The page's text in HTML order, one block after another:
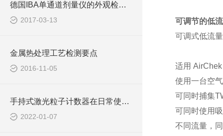
德国IBA单通道剂量仪的外观检查标准
2017-03-13
金属热处理工艺检测要点
2016-11-05
手持式激光粒子计数器在日常使用中具有诸多特点
2022-01-07
可调节的低
可调式低流
适用
使用一台空
可同时捕集
可同时使用
不同流量，